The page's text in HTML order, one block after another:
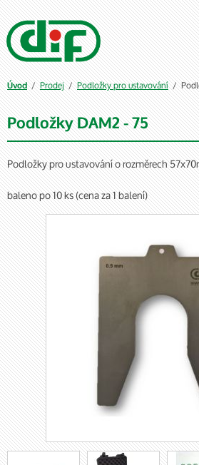
Úvod/Prodej/Podložky pro ustavování/
Podložky DAM2 - 75
Podložky pro ustavování o rozměrech
baleno po 10 ks (cena za 1 balení)